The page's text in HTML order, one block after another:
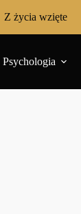
Z życia wzięte
Psychologia